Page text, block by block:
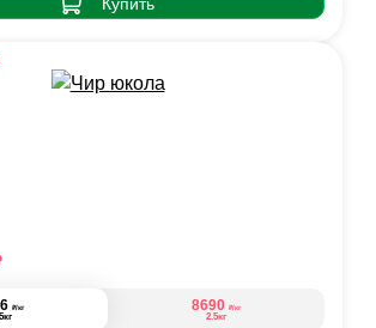
₽/кг 8690 ₽/кг
2.5кг